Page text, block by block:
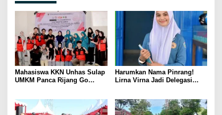
Mahasiswa KKN Unhas Sulap
UMKM Panca Rijang Go
Harumkan Nama Pinrang!
Lirna Virna Jadi Delegasi